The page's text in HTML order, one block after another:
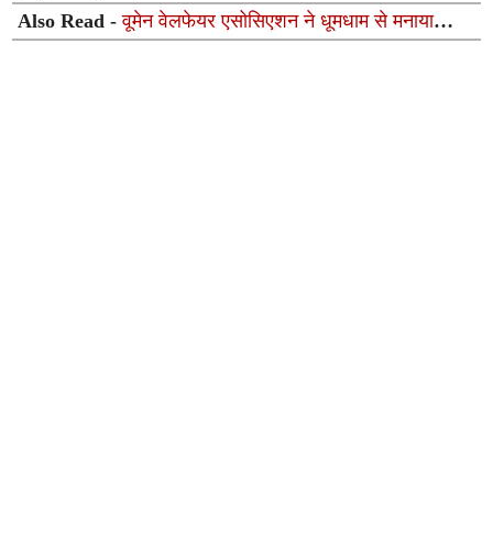
Also Read -वूमेन वेलफेयर एसोसिएशन ने धूमधाम से मनाया
‘सावन उत्सव–2026’, महापौर सुषमा खरकवाल ने दिया महिला